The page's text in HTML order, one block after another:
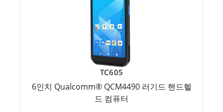
TC605
6인치 Qualcomm® QCM4490 러기드 핸드헬
드 컴퓨터